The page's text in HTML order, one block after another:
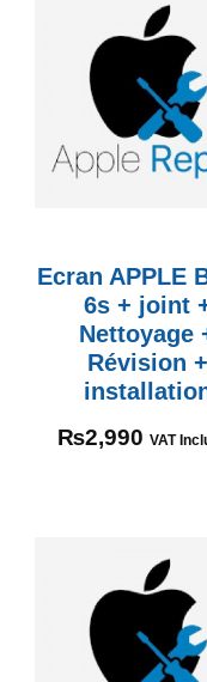
Ecran APPLE
6s + joint
Nettoyage
Révision +
₨2,990 VAT